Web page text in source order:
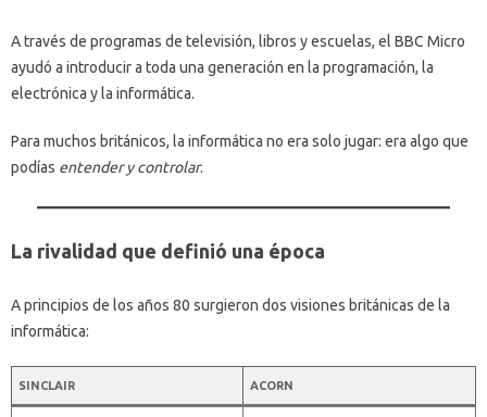
A través de programas de televisión, libros y escuelas, el BBC Micro
ayudó a introducir a toda una generación en la programación, la
electrónica y la informática.
Para muchos británicos, la informática no era solo jugar: era algo que
podías entender y controlar.
La rivalidad que definió una época
A principios de los años 80 surgieron dos visiones británicas de la
informática:
SINCLAIR ACORN